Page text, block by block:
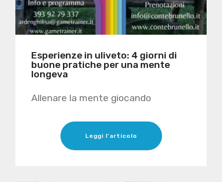
Esperienze in uliveto: 4 giorni di
buone pratiche per una mente
longeva
Allenare la mente giocando
Leggi l'articolo